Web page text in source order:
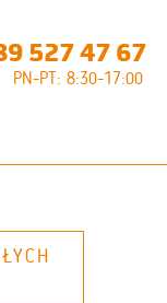
527 47 67
PN-PT: 8:30-17:00